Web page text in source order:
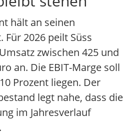
hält an seinen
Für 2026 peilt Süss
zwischen 425 und
an. Die EBIT-Marge soll
Prozent liegen. Der
legt nahe, dass die
im Jahresverlauf